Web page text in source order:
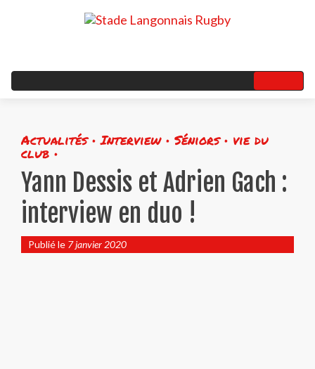
Actualités • Interview • Séniors • vie du
club •
Yann Dessis et Adrien Gach :
interview en duo !
Publié le 7 janvier 2020